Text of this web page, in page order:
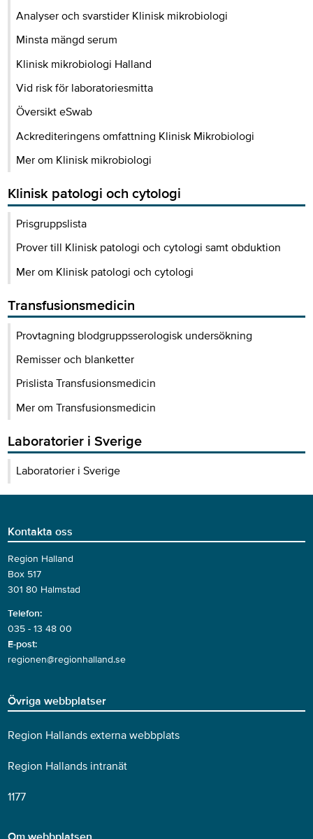
Analyser och svarstider Klinisk mikrobiologi
Minsta mängd serum
Klinisk mikrobiologi Halland
Vid risk för laboratoriesmitta
Översikt eSwab
Ackrediteringens omfattning Klinisk Mikrobiologi
Mer om Klinisk mikrobiologi
Klinisk patologi och cytologi
Prisgruppslista
Prover till Klinisk patologi och cytologi samt obduktion
Mer om Klinisk patologi och cytologi
Transfusionsmedicin
Provtagning blodgruppsserologisk undersökning
Remisser och blanketter
Prislista Transfusionsmedicin
Mer om Transfusionsmedicin
Laboratorier i Sverige
Laboratorier i Sverige
Kontakta oss
Region Halland
Box 517
301 80 Halmstad
Telefon:
035 - 13 48 00
E-post:
regionen@regionhalland.se
Övriga webbplatser
Region Hallands externa webbplats
Region Hallands intranät
1177